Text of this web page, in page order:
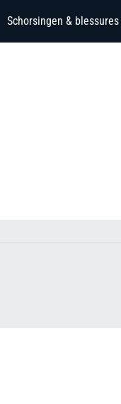
Schorsingen & blessures